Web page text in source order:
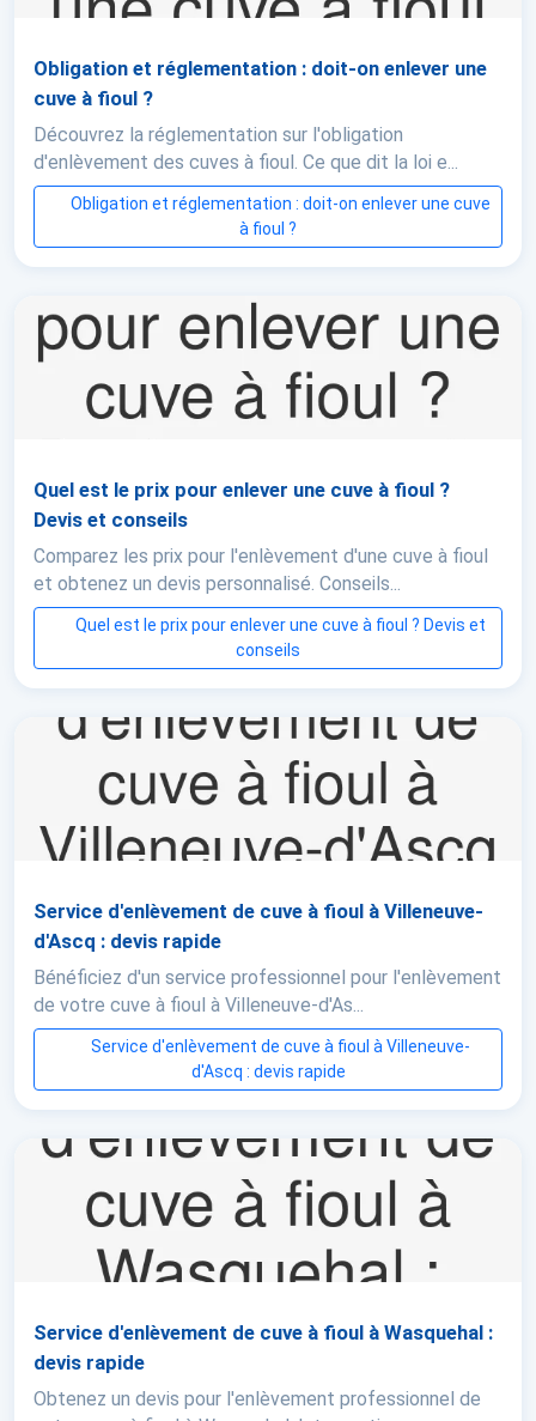
Obligation et réglementation : doit-on enlever une
cuve à fioul ?
Découvrez la réglementation sur l'obligation
d'enlèvement des cuves à fioul. Ce que dit la loi e...
Obligation et réglementation : doit-on enlever une cuve
à fioul ?
Quel est le prix pour enlever une cuve à fioul ?
Devis et conseils
Comparez les prix pour l'enlèvement d'une cuve à fioul
et obtenez un devis personnalisé. Conseils...
Quel est le prix pour enlever une cuve à fioul ? Devis et
conseils
Service d'enlèvement de cuve à fioul à Villeneuve-
d'Ascq : devis rapide
Bénéficiez d'un service professionnel pour l'enlèvement
de votre cuve à fioul à Villeneuve-d'As...
Service d'enlèvement de cuve à fioul à Villeneuve-
d'Ascq : devis rapide
Service d'enlèvement de cuve à fioul à Wasquehal :
devis rapide
Obtenez un devis pour l'enlèvement professionnel de